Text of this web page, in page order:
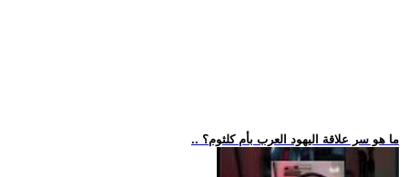
.. ما هو سر علاقة اليهود العرب بأم كلثوم؟